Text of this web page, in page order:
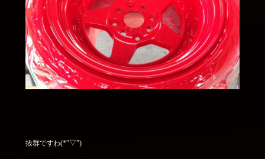
抜群ですわ(*”▽”)